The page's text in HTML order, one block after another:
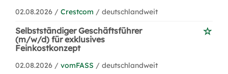
02.08.2026 / Crestcom / deutschlandweit
Selbstständiger Geschäftsführer
(m/w/d) für exklusives
Feinkostkonzept
02.08.2026 / vomFASS / deutschlandweit